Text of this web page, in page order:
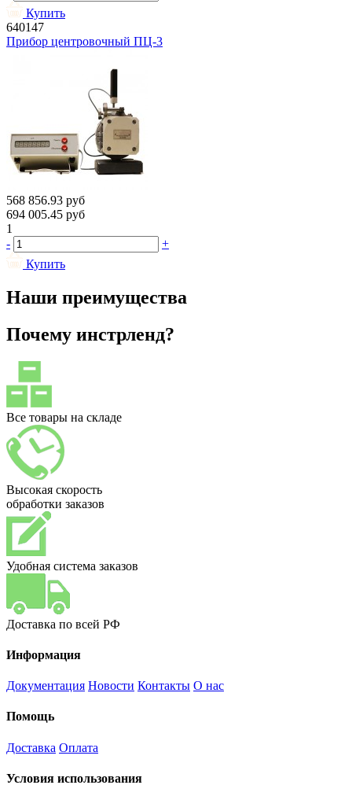
Купить
640147
Прибор центровочный ПЦ-3
568 856.93 руб
694 005.45 руб
1
-
+
Купить
Наши преимущества
Почему инстрленд?
Все товары на складе
Высокая скорость
обработки заказов
Удобная система заказов
Доставка по всей РФ
Информация
Документация Новости Контакты О нас
Помощь
Доставка Оплата
Условия использования